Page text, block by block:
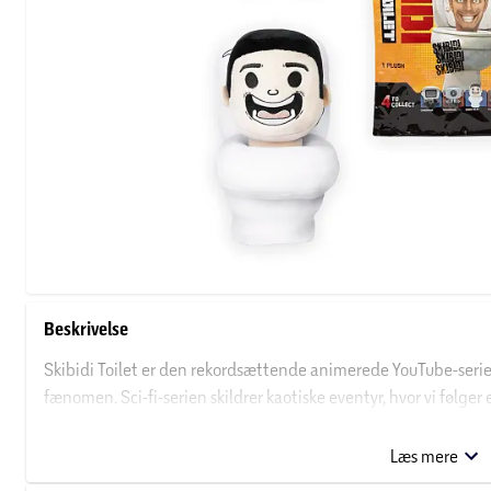
Beskrivelse
Skibidi Toilet er den rekordsættende animerede YouTube-
fænomen. Sci-fi-serien skildrer kaotiske eventyr, hvor vi følger
installationer, men levende, skumle væsener med deres egne
disse karakterer med hjem, som fanger al spændingen fra
Læs mere